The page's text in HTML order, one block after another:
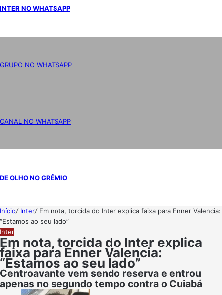
INTER NO WHATSAPP
GRUPO NO WHATSAPP
CANAL NO WHATSAPP
DE OLHO NO GRÊMIO
Início/ Inter/ Em nota, torcida do Inter explica faixa para Enner Valencia:
“Estamos ao seu lado”
Inter
Em nota, torcida do Inter explica
faixa para Enner Valencia:
“Estamos ao seu lado”
Centroavante vem sendo reserva e entrou
apenas no segundo tempo contra o Cuiabá